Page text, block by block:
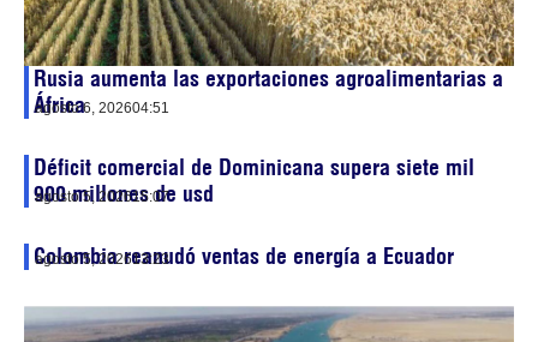
Rusia aumenta las exportaciones agroalimentarias a
África
agosto 6, 202604:51
Déficit comercial de Dominicana supera siete mil
900 millones de usd
agosto 5, 202615:07
Colombia reanudó ventas de energía a Ecuador
agosto 5, 202613:23